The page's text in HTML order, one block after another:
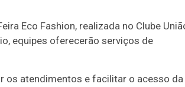
Eco Fashion, realizada no Clube
equipes oferecerão serviços de
os atendimentos e facilitar o acesso da